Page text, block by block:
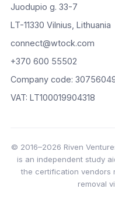
Juodupio g. 33-7
LT-11330 Vilnius, Lithuania
connect@wtock.com
+370 600 55502
Company code:
VAT: LT100019904318
© 2016–2026 Riven
is an independent study
the certification vendors
removal